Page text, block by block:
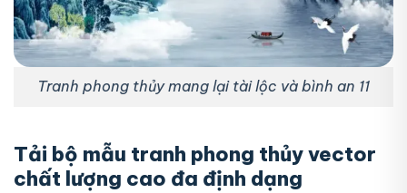
Tranh phong thủy mang lại tài lộc và bình an 11
Tải bộ mẫu tranh phong thủy vector
chất lượng cao đa định dạng